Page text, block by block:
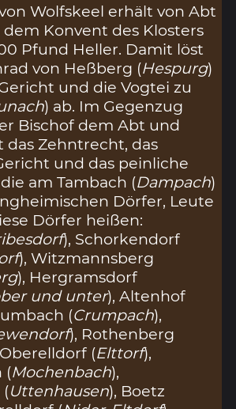
Wolfskeel erhält von Abt
Konvent des Klosters
Pfund Heller. Damit löst
von Heßberg (Hespurg)
und die Vogtei zu
) ab. Im Gegenzug
Bischof dem Abt und
das Zehntrecht, das
und das peinliche
am Tambach (Dampach)
Dörfer, Leute
Dörfer heißen:
), Schorkendorf
), Witzmannsberg
), Hergramsdorf
und unter), Altenhof
(Crumpach),
), Rothenberg
(Elttorf),
(Mochenbach),
Uttenhausen), Boetz